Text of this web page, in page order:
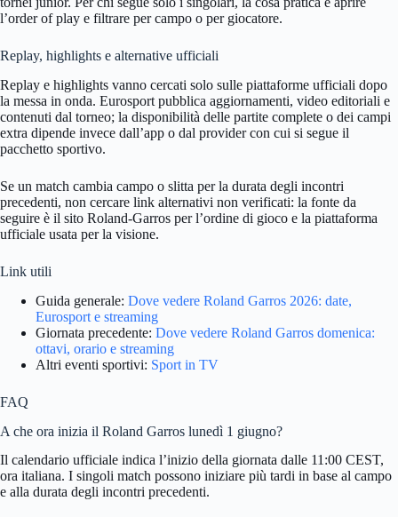
l’order of play e filtrare per campo o per giocatore.
Replay, highlights e alternative ufficiali
Replay e highlights vanno cercati solo sulle piattaforme ufficiali dopo
la messa in onda. Eurosport pubblica aggiornamenti, video editoriali e
contenuti dal torneo; la disponibilità delle partite complete o dei campi
extra dipende invece dall’app o dal provider con cui si segue il
pacchetto sportivo.
Se un match cambia campo o slitta per la durata degli incontri
precedenti, non cercare link alternativi non verificati: la fonte da
seguire è il sito Roland-Garros per l’ordine di gioco e la piattaforma
ufficiale usata per la visione.
Link utili
Guida generale: Dove vedere Roland Garros 2026: date,
Eurosport e streaming
Giornata precedente: Dove vedere Roland Garros domenica:
ottavi, orario e streaming
Altri eventi sportivi: Sport in TV
FAQ
A che ora inizia il Roland Garros lunedì 1 giugno?
Il calendario ufficiale indica l’inizio della giornata dalle 11:00 CEST,
ora italiana. I singoli match possono iniziare più tardi in base al campo
e alla durata degli incontri precedenti.